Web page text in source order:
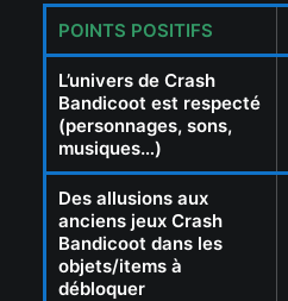
POINTS POSITIFS
L’univers de Crash
Bandicoot est respecté
(personnages, sons,
musiques…)
Des allusions aux
anciens jeux Crash
Bandicoot dans les
objets/items à
débloquer